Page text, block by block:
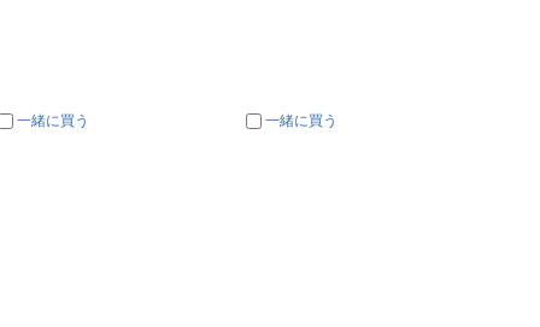
一緒に買う 一緒に買う